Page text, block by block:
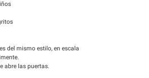
del mismo estilo, en escala
abre las puertas.